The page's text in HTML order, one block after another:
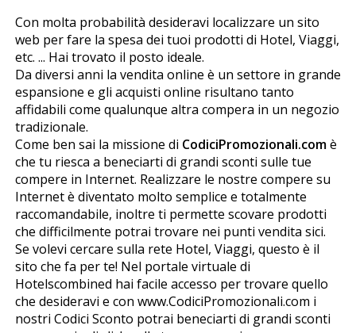
Con molta probabilità desideravi localizzare un sito
web per fare la spesa dei tuoi prodotti di Hotel, Viaggi,
etc. ... Hai trovato il posto ideale.
Da diversi anni la vendita online è un settore in grande
espansione e gli acquisti online risultano tanto
affidabili come qualunque altra compera in un negozio
tradizionale.
Come ben sai la missione di CodiciPromozionali.comè
che tu riesca a beneficiarti di grandi sconti sulle tue
compere in Internet. Realizzare le nostre compere su
Internet è diventato molto semplice e totalmente
raccomandabile, inoltre ti permette scovare prodotti
che difficilmente potrai trovare nei punti vendita fisici.
Se volevi cercare sulla rete Hotel, Viaggi, questo è il
sito che fa per te! Nel portale virtuale di
Hotelscombined hai facile accesso per trovare quello
che desideravi e con www.CodiciPromozionali.com i
nostri Codici Sconto potrai beneficiarti di grandi sconti